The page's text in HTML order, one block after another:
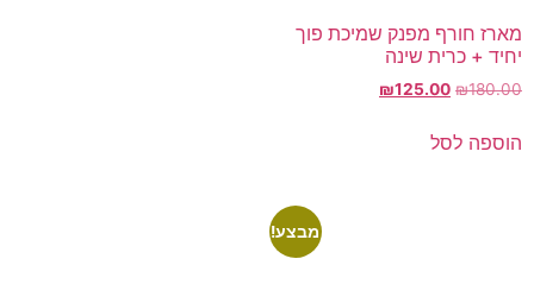
מארז חורף מפנק שמיכת פוך
יחיד + כרית שינה
₪180.00
₪125.00
הוספה לסל
מבצע!